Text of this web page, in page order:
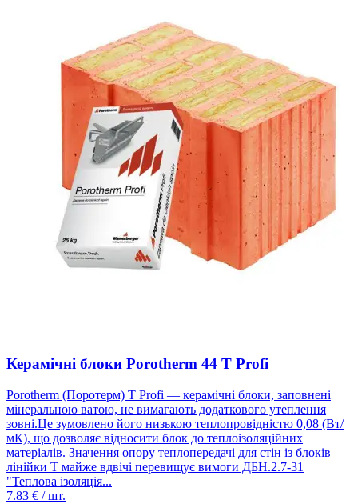
Керамічні блоки Porotherm 44 T Profi
Porotherm (Поротерм) T Profi — керамічні блоки, заповнені
мінеральною ватою, не вимагають додаткового утеплення
зовні.Це зумовлено його низькою теплопровідністю 0,08 (Вт/
мК), що дозволяє відносити блок до теплоізоляційних
матеріалів. Значення опору теплопередачі для стін із блоків
лінійки Т майже вдвічі перевищує вимоги ДБН.2.7-31
"Теплова ізоляція...
7.83 € / шт.